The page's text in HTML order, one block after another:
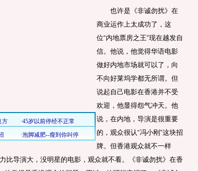
也许是《非诚勿扰》在
商业运作上太成功了，这
位“内地票房之王”现在越发自
信。他说，他觉得华语电影
做好内地市场就可以了，向
不向好莱坞学都无所谓。但
说起自己电影在香港并不受
欢迎，他显得怨气冲天。他
说，在内地，导演是很重要
的，观众很认“冯小刚”这块招
牌。但香港观众就不一样
比导演大，没明星的电影，观众就不看。《非诚勿扰》在香